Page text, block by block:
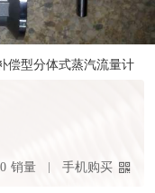
偿型分体式蒸汽流量计
0 销量 手机购买